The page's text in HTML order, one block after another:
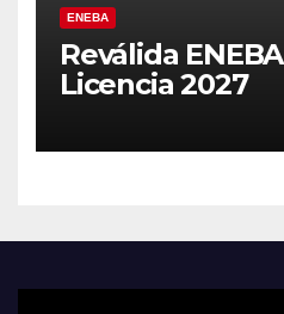
ENEBA
Reválida
Licencia 2027